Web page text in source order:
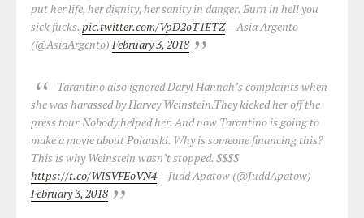
put her life, her dignity, her sanity in danger. Burn in hell you
sick fucks.pic.twitter.com/VpD2oT1ETZ— Asia Argento
(@AsiaArgento)February 3, 2018
Tarantino also ignored Daryl Hannah’s complaints when
she was harassed by Harvey Weinstein.They kicked her off the
press tour.Nobody helped her. And now Tarantino is going to
make a movie about Polanski. Why is someone financing this?
This is why Weinstein wasn’t stopped. $$$$
https://t.co/WlSVFEoVN4— Judd Apatow (@JuddApatow)
February 3, 2018